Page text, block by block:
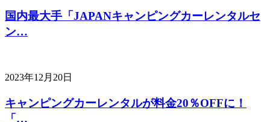
国内最大手「JAPANキャンピングカーレンタルセ
ン…
2023年12月20日
キャンピングカーレンタルが料金20％OFFに！
「…